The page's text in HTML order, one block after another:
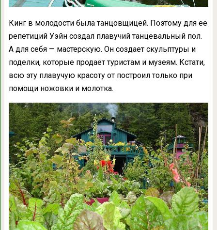
Кинг в молодости была танцовщицей. Поэтому для ее
репетиций Уэйн создал плавучий танцевальный пол.
А для себя — мастерскую. Он создает скульптуры и
поделки, которые продает туристам и музеям. Кстати,
всю эту плавучую красоту от построил только при
помощи ножовки и молотка.